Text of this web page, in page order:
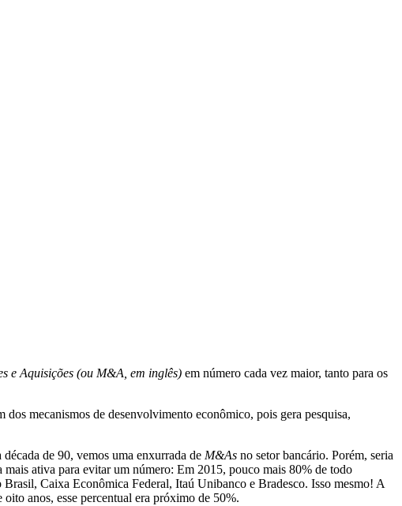
e Aquisições (ou M&A, em inglês) em número cada vez maior, tanto para os
mecanismos de desenvolvimento econômico, pois gera pesquisa,
de 90, vemos uma enxurrada de M&As no setor bancário. Porém, seria
ativa para evitar um número: Em 2015, pouco mais 80% de todo
Caixa Econômica Federal, Itaú Unibanco e Bradesco. Isso mesmo! A
anos, esse percentual era próximo de 50%.